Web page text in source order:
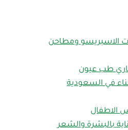
الاسبريسو ومطاحن
طب عيون
في السعودية
الاطفال
بالبشرة والشعر